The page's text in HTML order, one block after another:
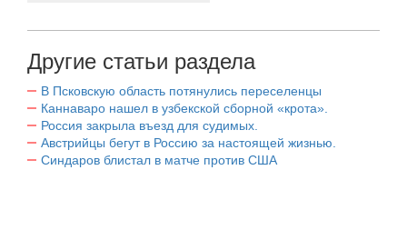
Другие статьи раздела
В Псковскую область потянулись переселенцы
Каннаваро нашел в узбекской сборной «крота».
Россия закрыла въезд для судимых.
Австрийцы бегут в Россию за настоящей жизнью.
Синдаров блистал в матче против США